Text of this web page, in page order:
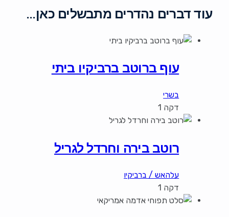
עוד דברים נהדרים מתבשלים כאן…
עוף ברוטב ברביקיו ביתי
בשרי
דקה 1
רוטב בירה וחרדל לגריל
עלהאש / ברביקיו
דקה 1